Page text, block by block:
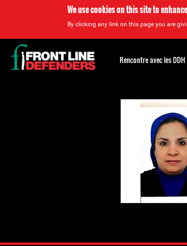
We use cookies on this site to
By clicking any link on this page you are
Back
to
top
Rencontre avec les DDH